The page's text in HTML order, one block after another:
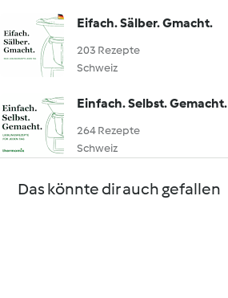
Eifach. Sälber. Gmacht.
203 Rezepte
Schweiz
Einfach. Selbst. Gemacht.
264 Rezepte
Schweiz
Das könnte dir auch gefallen